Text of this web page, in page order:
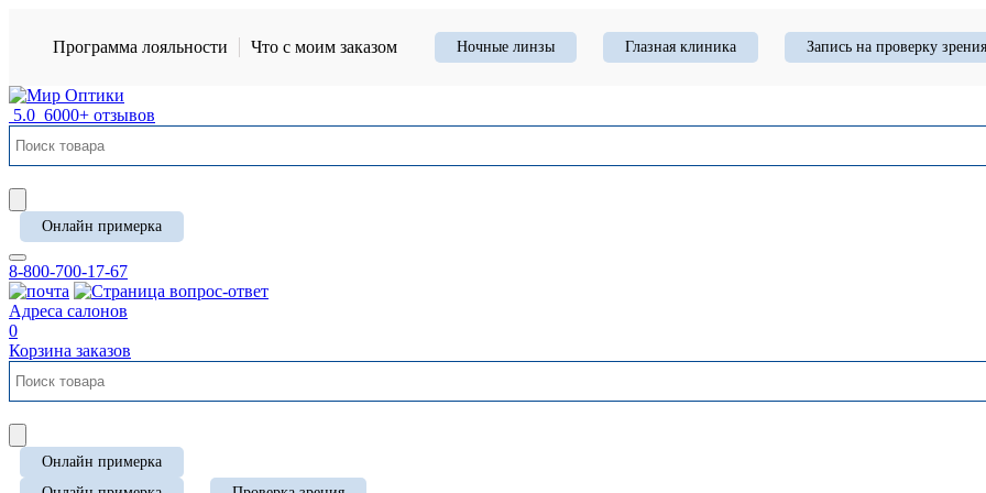
Программа лояльности Что с моим заказом Ночные линзы Глазная клиника Запись на проверку зрения
5.0 6000+ отзывов
Онлайн примерка
8-800-700-17-67
Адреса салонов
0
Корзина заказов
Онлайн примерка